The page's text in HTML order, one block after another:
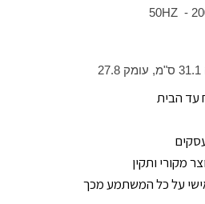
HZ
50
עד הבית
מקורי ותקין
על כל המשתמע מכך